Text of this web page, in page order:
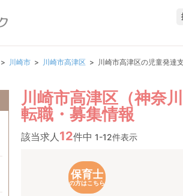
川崎市 川崎市高津区 川崎市高津区の児童発達
川崎市高津区（神奈
転職・募集情報
該当求人 12件中 1-12件表示
保育士
の方はこちら